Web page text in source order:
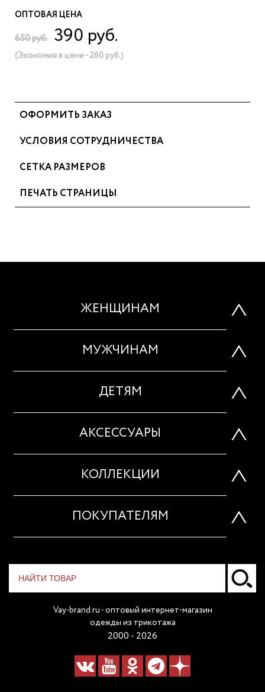
ОПТОВАЯ ЦЕНА
650 руб. 390 руб.
(Экономия в цене - 260 руб.)
ОФОРМИТЬ ЗАКАЗ
УСЛОВИЯ СОТРУДНИЧЕСТВА
СЕТКА РАЗМЕРОВ
ПЕЧАТЬ СТРАНИЦЫ
ЖЕНЩИНАМ
МУЖЧИНАМ
ДЕТЯМ
АКСЕССУАРЫ
КОЛЛЕКЦИИ
ПОКУПАТЕЛЯМ
Vay-brand.ru - оптовый интернет-магазин
одежды из трикотажа
2000 - 2026